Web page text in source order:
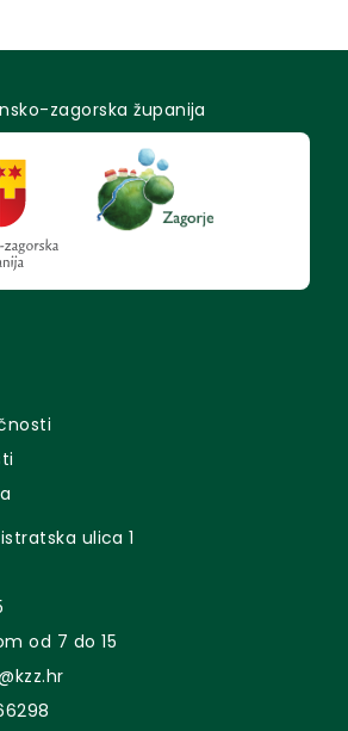
zagorska županija
ulica 1
od 7 do 15